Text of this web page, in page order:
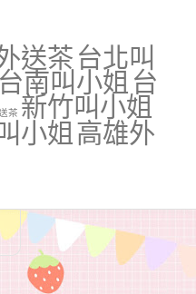
送茶 台北叫
台南叫小姐 台
茶 新竹叫小姐
小姐 高雄外